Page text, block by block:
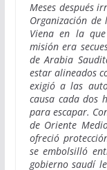
Meses después
Organización de
Viena en la
misión era
de Arabia
estar alineados
exigió a las
causa cada dos
para escapar.
de Oriente
ofreció
se embolsilló
gobierno saudí